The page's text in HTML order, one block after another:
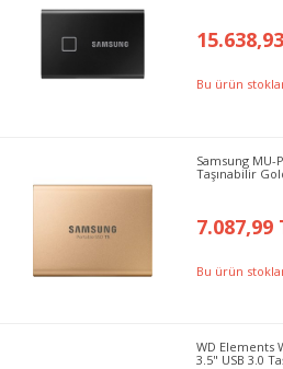
Bu ürün
Samsung MU-
Taşınabilir
7.087,99
Bu ürün
WD Elements
3.5" USB 3.0